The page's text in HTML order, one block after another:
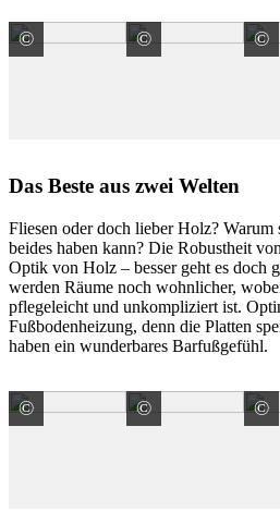
© Casalgrande-Padana S.p.A.
© ©
Das Beste aus zwei Welten
Fliesen oder doch lieber Holz? Warum
beides haben kann? Die Robustheit
Optik von Holz – besser geht es doch
werden Räume noch wohnlicher,
pflegeleicht und unkompliziert ist.
Fußbodenheizung, denn die Platten
haben ein wunderbares Barfußgefühl.
© Meissen Keramik GmbH
© Meissen©